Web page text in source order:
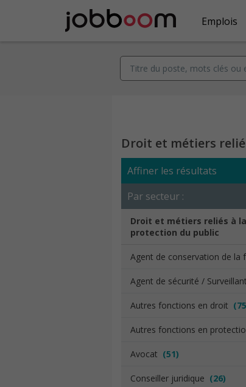
Emplois
Droit et métiers
Affiner les résultats
Par secteur :
Droit et métiers reliés à la
protection du public
Agent de conservation de la
Agent de sécurité / Surveillant
Autres fonctions en droit
Autres fonctions en
Avocat (51)
Conseiller juridique (26)